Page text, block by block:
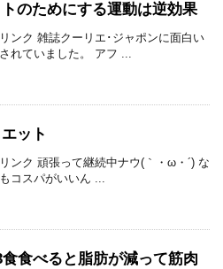
のためにする運動は逆効果
ンク 雑誌クーリエ･ジャポンに面白い
れていました。 アフ ...
ット
ンク 頑張って継続中ナウ(｀・ω・´) な
コスパがいいん ...
食べると脂肪が減って筋肉